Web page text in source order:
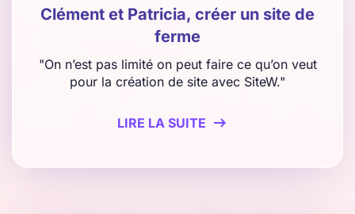
Clément et Patricia, créer un site de
ferme
"On n’est pas limité on peut faire ce qu’on veut
pour la création de site avec SiteW."
LIRE LA SUITE 